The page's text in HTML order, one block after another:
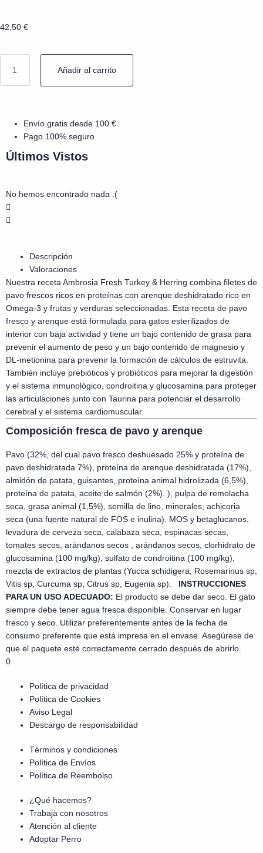
42,50 €
Añadir al carrito
Envío gratis desde 100 €
Pago 100% seguro
Últimos Vistos
No hemos encontrado nada :(
Descripción
Valoraciones
Nuestra receta Ambrosia Fresh Turkey & Herring combina filetes de
pavo frescos ricos en proteínas con arenque deshidratado rico en
Omega-3 y frutas y verduras seleccionadas. Esta receta de pavo
fresco y arenque está formulada para gatos esterilizados de
interior con baja actividad y tiene un bajo contenido de grasa para
prevenir el aumento de peso y un bajo contenido de magnesio y
DL-metionina para prevenir la formación de cálculos de estruvita.
También incluye prebióticos y probióticos para mejorar la digestión
y el sistema inmunológico, condroitina y glucosamina para proteger
las articulaciones junto con Taurina para potenciar el desarrollo
cerebral y el sistema cardiomuscular.
Composición fresca de pavo y arenque
Pavo (32%, del cual pavo fresco deshuesado 25% y proteína de
pavo deshidratada 7%), proteína de arenque deshidratada (17%),
almidón de patata, guisantes, proteína animal hidrolizada (6,5%),
proteína de patata, aceite de salmón (2%). ), pulpa de remolacha
seca, grasa animal (1,5%), semilla de lino, minerales, achicoria
seca (una fuente natural de FOS e inulina), MOS y betaglucanos,
levadura de cerveza seca, calabaza seca, espinacas secas,
tomates secos, arándanos secos , arándanos secos, clorhidrato de
glucosamina (100 mg/kg), sulfato de condroitina (100 mg/kg),
mezcla de extractos de plantas (Yucca schidigera, Rosemarinus sp,
Vitis sp, Curcuma sp, Citrus sp, Eugenia sp). INSTRUCCIONES
PARA UN USO ADECUADO: El producto se debe dar seco. El gato
siempre debe tener agua fresca disponible. Conservar en lugar
fresco y seco. Utilizar preferentemente antes de la fecha de
consumo preferente que está impresa en el envase. Asegúrese de
que el paquete esté correctamente cerrado después de abrirlo.
0
Política de privacidad
Política de Cookies
Aviso Legal
Descargo de responsabilidad
Términos y condiciones
Política de Envíos
Política de Reembolso
¿Qué hacemos?
Trabaja con nosotros
Atención al cliente
Adoptar Perro